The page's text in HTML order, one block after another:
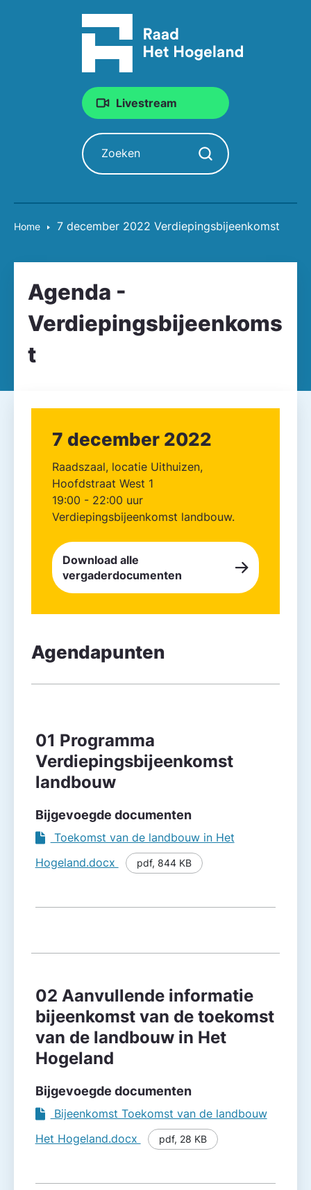
Livestream
Zoeken
Zoekopdracht starten
Home 7 december 2022 Verdiepingsbijeenkomst
Agenda -
Verdiepingsbijeenkoms
t
7 december 2022
Raadszaal, locatie Uithuizen,
Hoofdstraat West 1
19:00 - 22:00 uur
Verdiepingsbijeenkomst landbouw.
Download alle
vergaderdocumenten
Agendapunten
01 Programma
Verdiepingsbijeenkomst
landbouw
Bijgevoegde documenten
Toekomst van de landbouw in Het
Hogeland.docx
pdf, 844 KB
02 Aanvullende informatie
bijeenkomst van de toekomst
van de landbouw in Het
Hogeland
Bijgevoegde documenten
Bijeenkomst Toekomst van de landbouw
Het Hogeland.docx
pdf, 28 KB